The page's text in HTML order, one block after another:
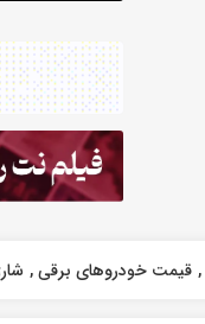
قیمت خودروهای برقی